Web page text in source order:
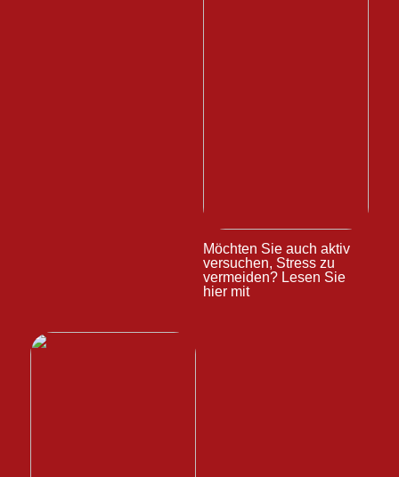
Möchten Sie auch aktiv
versuchen, Stress zu
vermeiden? Lesen Sie
hier mit